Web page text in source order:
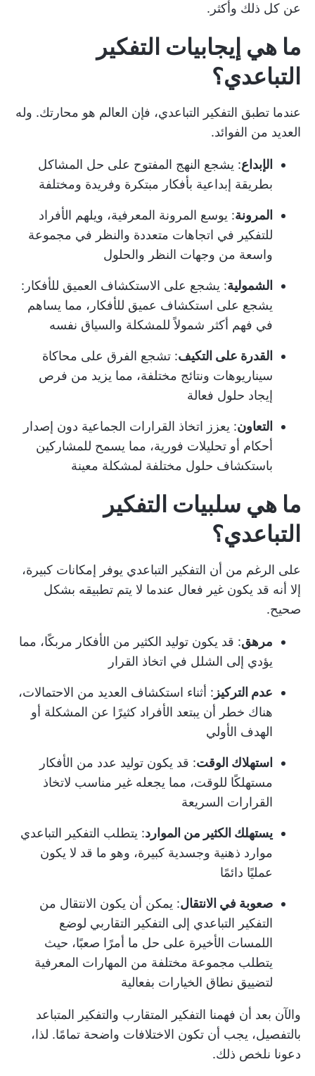
عن كل ذلك وأكثر.
ما هي إيجابيات التفكير
التباعدي؟
عندما تطبق التفكير التباعدي، فإن العالم هو محارتك. وله
العديد من الفوائد.
الإبداع: يشجع النهج المفتوح على حل المشاكل
بطريقة إبداعية بأفكار مبتكرة وفريدة ومختلفة
المرونة: يوسع المرونة المعرفية، ويلهم الأفراد
للتفكير في اتجاهات متعددة والنظر في مجموعة
واسعة من وجهات النظر والحلول
الشمولية: يشجع على الاستكشاف العميق للأفكار:
يشجع على استكشاف عميق للأفكار، مما يساهم
في فهم أكثر شمولاً للمشكلة والسياق نفسه
القدرة على التكيف: تشجع الفرق على محاكاة
سيناريوهات ونتائج مختلفة، مما يزيد من فرص
إيجاد حلول فعالة
التعاون: يعزز اتخاذ القرارات الجماعية دون إصدار
أحكام أو تحليلات فورية، مما يسمح للمشاركين
باستكشاف حلول مختلفة لمشكلة معينة
ما هي سلبيات التفكير
التباعدي؟
على الرغم من أن التفكير التباعدي يوفر إمكانات كبيرة،
إلا أنه قد يكون غير فعال عندما لا يتم تطبيقه بشكل
صحيح.
مرهق: قد يكون توليد الكثير من الأفكار مربكًا، مما
يؤدي إلى الشلل في اتخاذ القرار
عدم التركيز : أثناء استكشاف العديد من الاحتمالات،
هناك خطر أن يبتعد الأفراد كثيرًا عن المشكلة أو
الهدف الأولي
استهلاك الوقت: قد يكون توليد عدد من الأفكار
مستهلكًا للوقت، مما يجعله غير مناسب لاتخاذ
القرارات السريعة
يستهلك الكثير من الموارد: يتطلب التفكير التباعدي
موارد ذهنية وجسدية كبيرة، وهو ما قد لا يكون
عمليًا دائمًا
صعوبة في الانتقال: يمكن أن يكون الانتقال من
التفكير التباعدي إلى التفكير التقاربي لوضع
اللمسات الأخيرة على حل ما أمرًا صعبًا، حيث
يتطلب مجموعة مختلفة من المهارات المعرفية
لتضييق نطاق الخيارات بفعالية
والآن بعد أن فهمنا التفكير المتقارب والتفكير المتباعد
بالتفصيل، يجب أن تكون الاختلافات واضحة تمامًا. لذا،
دعونا نلخص ذلك.